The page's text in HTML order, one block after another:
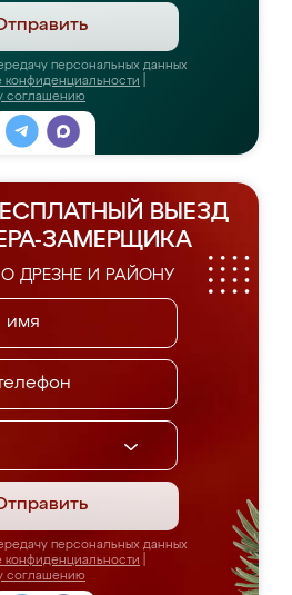
персональных данных
конфиденциальности
соглашению
ВЫЕЗД
ЗАМЕРЩИКА
ДРЕЗНЕ И РАЙОНУ
персональных данных
конфиденциальности
соглашению